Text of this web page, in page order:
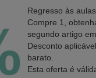
Regresso às aulas
Compre 1,
segundo artigo
Desconto
barato.
Esta oferta é